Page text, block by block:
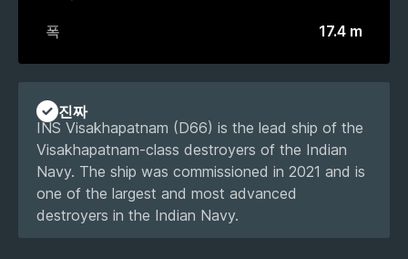
폭 17.4 m
진짜
INS Visakhapatnam (D66) is the lead ship of the
Visakhapatnam-class destroyers of the Indian
Navy. The ship was commissioned in 2021 and is
one of the largest and most advanced
destroyers in the Indian Navy.